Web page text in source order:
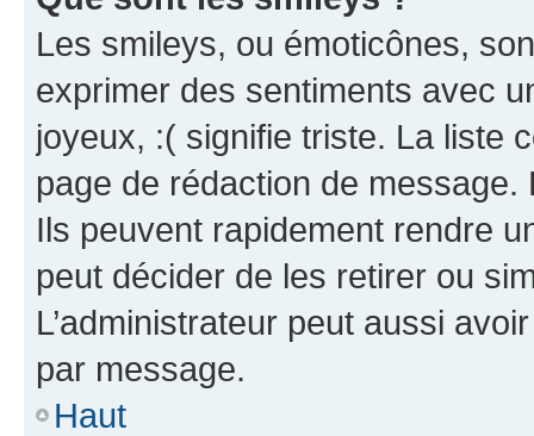
Les smileys, ou émoticônes,
exprimer des sentiments avec
joyeux, :( signifie triste. La liste
page de rédaction de
Ils peuvent rapidement rendre
peut décider de les retirer ou
L’administrateur peut aussi
par message.
Haut